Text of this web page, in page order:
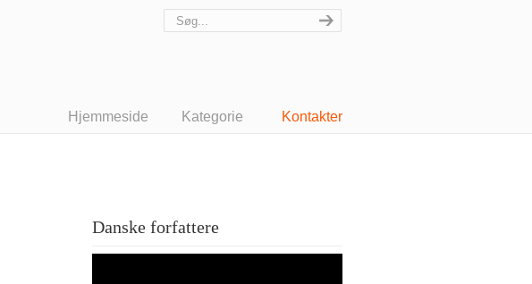
Hjemmeside Kategorie Kontakter
Danske forfattere